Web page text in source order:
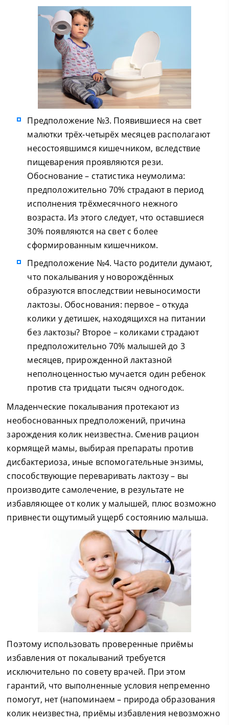
Предположение №3. Появившиеся на свет
малютки трёх-четырёх месяцев располагают
несостоявшимся кишечником, вследствие
пищеварения проявляются рези.
Обоснование – статистика неумолима:
предположительно 70% страдают в период
исполнения трёхмесячного нежного
возраста. Из этого следует, что оставшиеся
30% появляются на свет с более
сформированным кишечником.
Предположение №4. Часто родители думают,
что покалывания у новорождённых
образуются впоследствии невыносимости
лактозы. Обоснования: первое – откуда
колики у детишек, находящихся на питании
без лактозы? Второе – коликами страдают
предположительно 70% малышей до 3
месяцев, прирожденной лактазной
неполноценностью мучается один ребенок
против ста тридцати тысяч одногодок.
Младенческие покалывания протекают из
необоснованных предположений, причина
зарождения колик неизвестна. Сменив рацион
кормящей мамы, выбирая препараты против
дисбактериоза, иные вспомогательные энзимы,
способствующие переваривать лактозу – вы
производите самолечение, в результате не
избавляющее от колик у малышей, плюс возможно
привнести ощутимый ущерб состоянию малыша.
Поэтому использовать проверенные приёмы
избавления от покалываний требуется
исключительно по совету врачей. При этом
гарантий, что выполненные условия непременно
помогут, нет (напоминаем – природа образования
колик неизвестна, приёмы избавления невозможно